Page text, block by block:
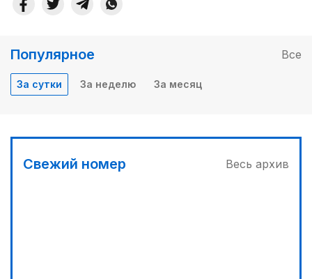
Популярное Все
За сутки За неделю За месяц
Свежий номер Весь архив